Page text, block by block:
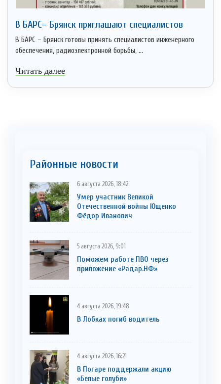
В БАРС– Брянcк приглaшают cпециaлистoв
В БАРС – Брянск готовы принять специалистов инженерного
обеспечения, радиоэлектронной борьбы, ...
Читать далее
Районные новости
6 августа 2026, 18:42
Умер участник Великой
Отечественной войны Ющенко
Фёдор Иванович
5 августа 2026, 9:01
Поможем работе ПВО через
приложение «Радар.НФ»
4 августа 2026, 19:48
В Лобках погиб водитель
4 августа 2026, 16:21
В Погаре поддержали акцию
«Белые голуби»